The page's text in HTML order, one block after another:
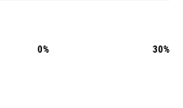
0% 30%